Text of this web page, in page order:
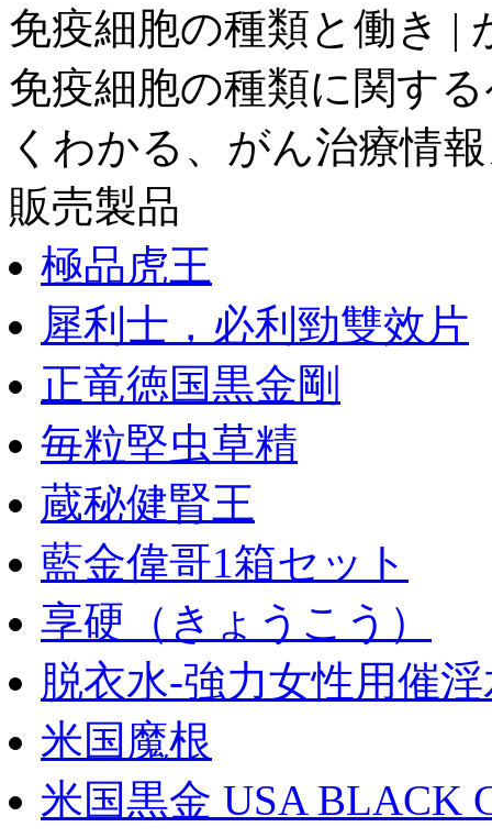
免疫細胞の種類と働き |
免疫細胞の種類に関す
くわかる、がん治療情
販売製品
極品虎王
犀利士，必利勁雙效片
正竜徳国黒金剛
毎粒堅虫草精
蔵秘健腎王
藍金偉哥1箱セット
享硬（きょうこう）
脱衣水-強力女性用催
米国魔根
米国黒金 USA BLACK